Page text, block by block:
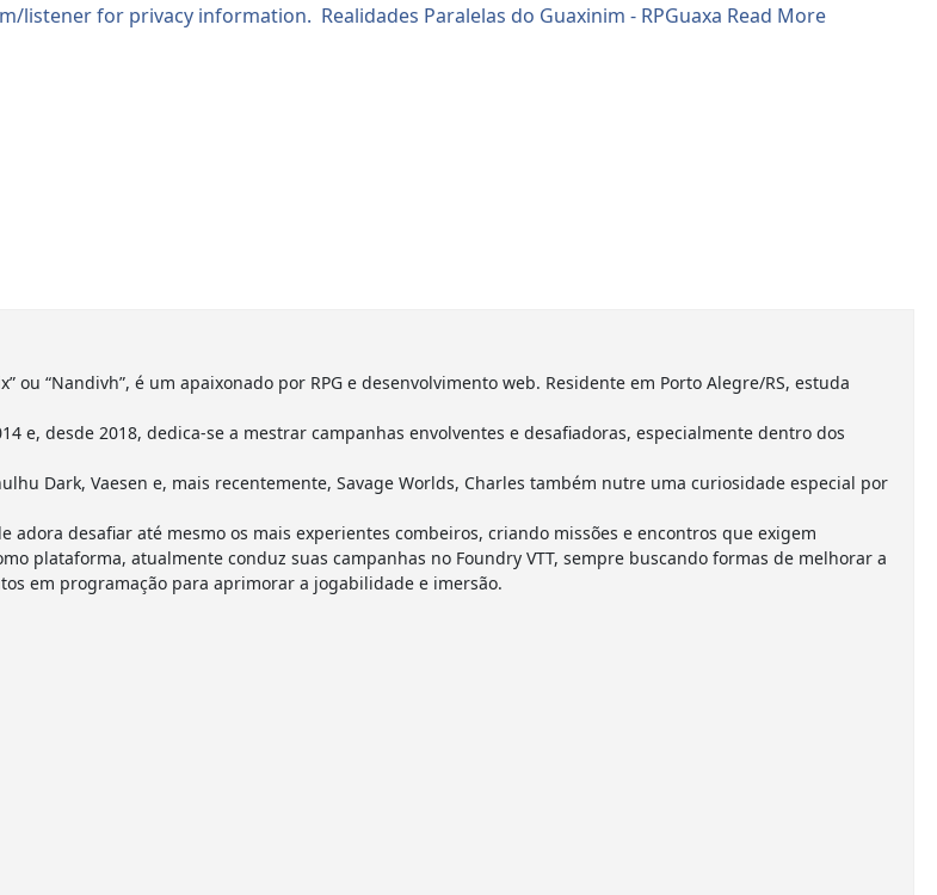
ou “Nandivh”, é um apaixonado por RPG e desenvolvimento web. Residente em Porto Alegre/RS, estuda
e, desde 2018, dedica-se a mestrar campanhas envolventes e desafiadoras, especialmente dentro dos
Dark, Vaesen e, mais recentemente, Savage Worlds, Charles também nutre uma curiosidade especial por
adora desafiar até mesmo os mais experientes combeiros, criando missões e encontros que exigem
plataforma, atualmente conduz suas campanhas no Foundry VTT, sempre buscando formas de melhorar a
em programação para aprimorar a jogabilidade e imersão.